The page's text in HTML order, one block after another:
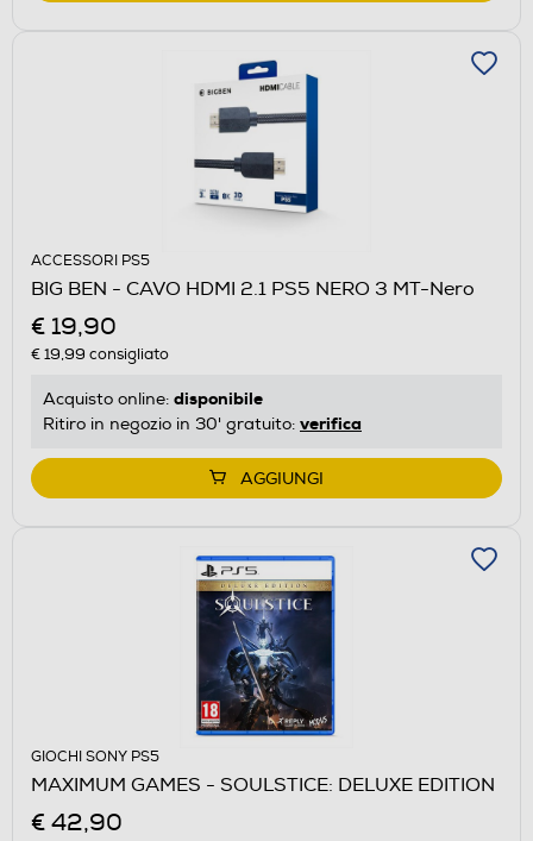
ACCESSORI PS5
BIG BEN - CAVO HDMI 2.1 PS5 NERO 3 MT-Nero
€ 19,90
€ 19,99 consigliato
Acquisto online: disponibile
Ritiro in negozio in 30' gratuito: verifica
AGGIUNGI
GIOCHI SONY PS5
MAXIMUM GAMES - SOULSTICE: DELUXE EDITION
€ 42,90